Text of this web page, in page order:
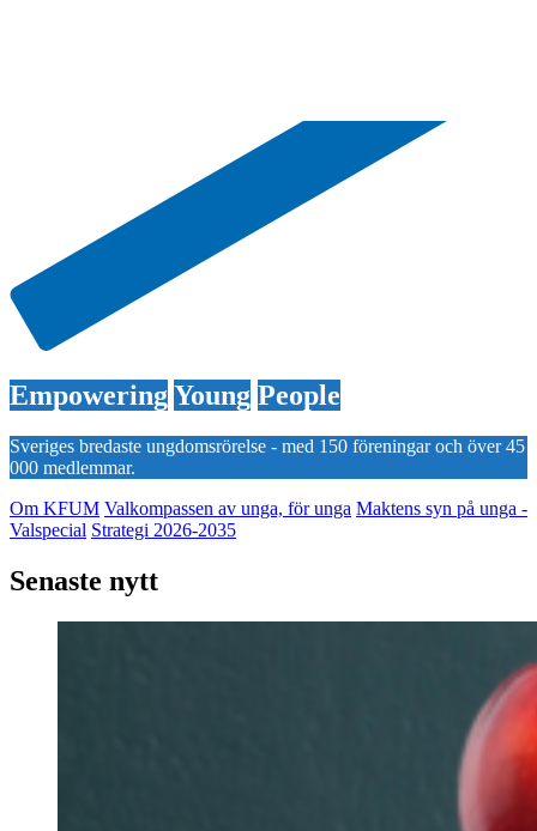
EmpoweringYoung People
Sveriges bredaste ungdomsrörelse - med 150 föreningar och över 45
000 medlemmar.
Om KFUM Valkompassen av unga, för unga Maktens syn på unga -
Valspecial Strategi 2026-2035
Senaste nytt